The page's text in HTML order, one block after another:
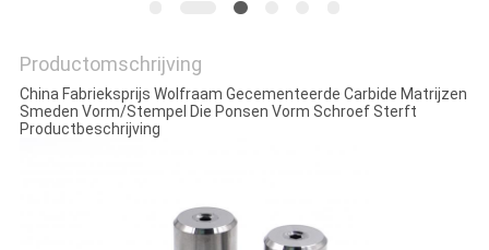
Productomschrijving
China Fabrieksprijs Wolfraam Gecementeerde Carbide Matrijzen
Smeden Vorm/Stempel Die Ponsen Vorm Schroef Sterft
Productbeschrijving